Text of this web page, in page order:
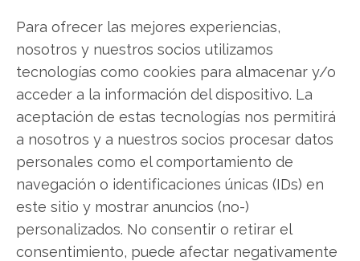
Para ofrecer las mejores experiencias,
nosotros y nuestros socios utilizamos
tecnologías como cookies para almacenar y/o
acceder a la información del dispositivo. La
aceptación de estas tecnologías nos permitirá
a nosotros y a nuestros socios procesar datos
personales como el comportamiento de
navegación o identificaciones únicas (IDs) en
este sitio y mostrar anuncios (no-)
personalizados. No consentir o retirar el
consentimiento, puede afectar negativamente
iShares MSCI World ETF: la
triple prueba de la inflación,
SpaceX y la Fed tras el
desplome del viernes